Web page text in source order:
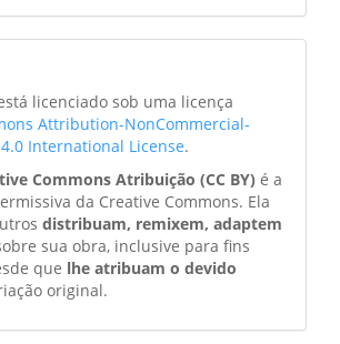
licenciado sob uma licença
Attribution-NonCommercial-
International License.
Commons Atribuição (CC BY) é a
da Creative Commons. Ela
distribuam, remixem, adaptem
sua obra, inclusive para fins
que lhe atribuam o devido
original.